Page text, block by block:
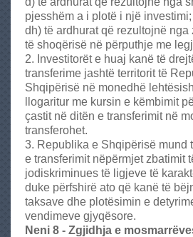
pjesshëm a i plotë i një investimi;
dh) të ardhurat që rezultojnë
të shoqërisë në përputhje me
2. Investitorët e huaj kanë të
transferime jashtë territorit të
Shqipërisë në monedhë
llogaritur me kursin e këmbimit
çastit në ditën e transferimit në
transferohet.
3. Republika e Shqipërisë mund
e transferimit nëpërmjet zbatimit
jodiskriminues të ligjeve të
duke përfshirë ato që kanë të
taksave dhe plotësimin e
vendimeve gjyqësore.
Neni 8 - Zgjidhja e